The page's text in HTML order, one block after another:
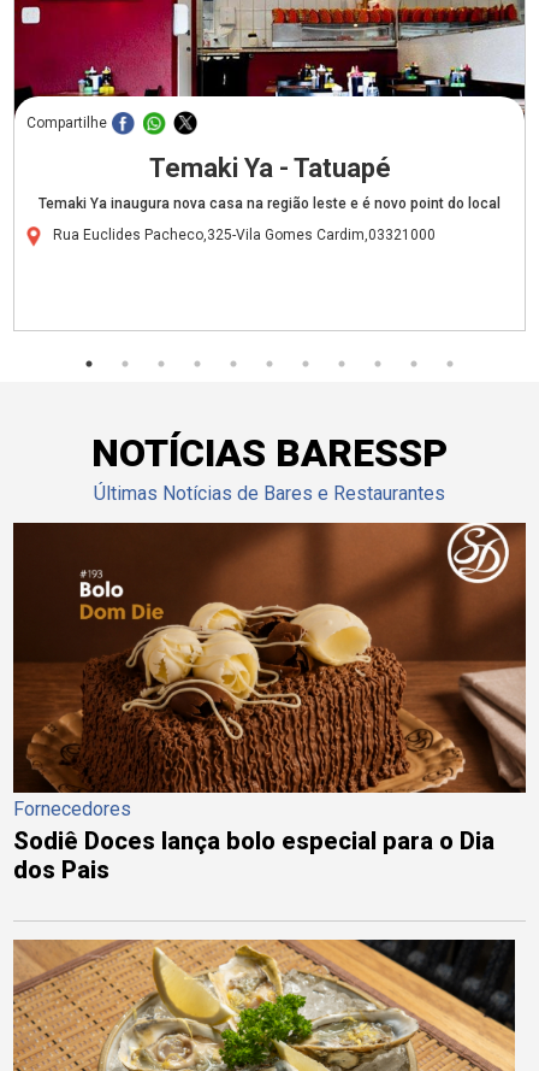
Compartilhe
Temaki Ya - Tatuapé
Temaki Ya inaugura nova casa na região leste e é novo point do local
Rua Euclides Pacheco,325-Vila Gomes Cardim,03321000
NOTÍCIAS BARESSP
Últimas Notícias de Bares e Restaurantes
Fornecedores
Sodiê Doces lança bolo especial para o Dia
dos Pais